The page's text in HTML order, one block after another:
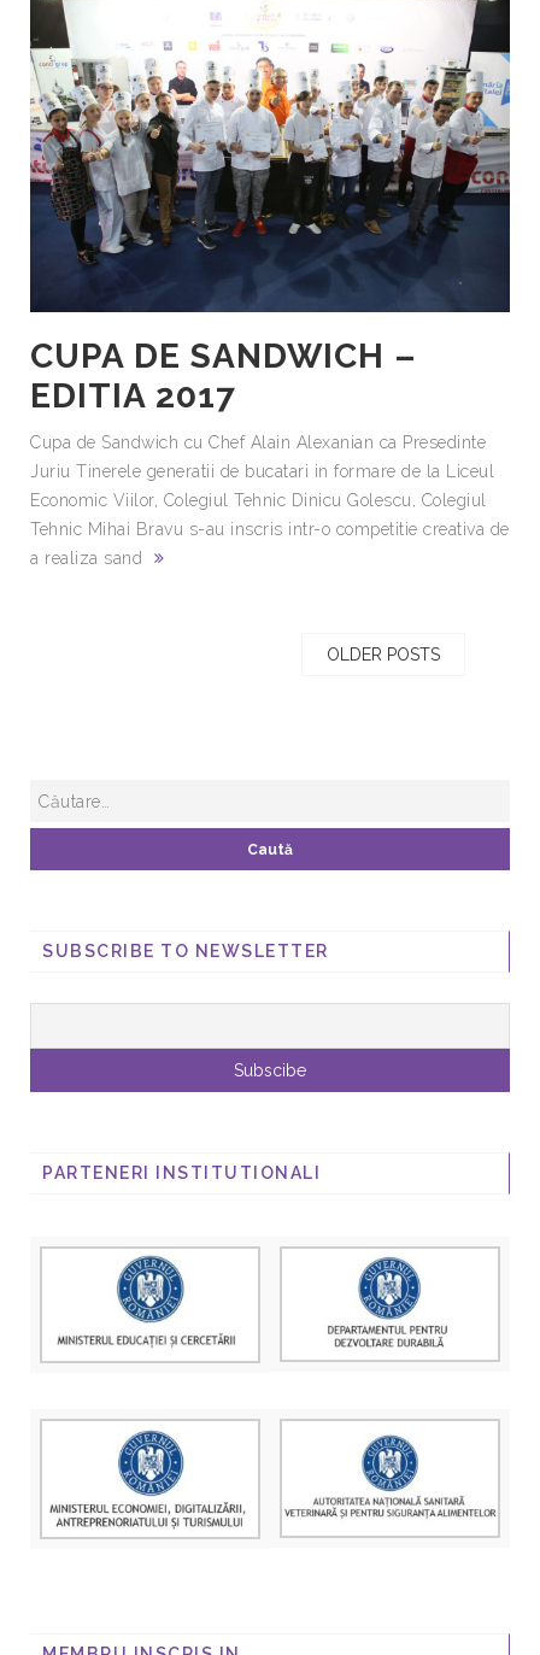
CUPA DE SANDWICH –
EDITIA 2017
Cupa de Sandwich cu Chef Alain Alexanian ca Presedinte
Juriu Tinerele generatii de bucatari in formare de la Liceul
Economic Viilor, Colegiul Tehnic Dinicu Golescu, Colegiul
Tehnic Mihai Bravu s-au inscris intr-o competitie creativa de
a realiza sand
OLDER POSTS
SUBSCRIBE TO NEWSLETTER
PARTENERI INSTITUTIONALI